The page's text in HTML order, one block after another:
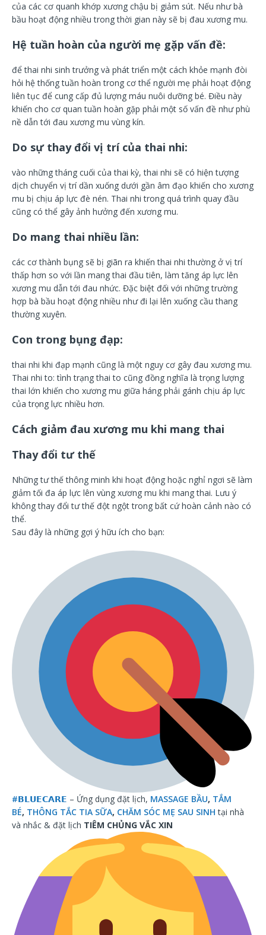
của các cơ quanh khớp xương chậu bị giảm sút. Nếu như bà
bầu hoạt động nhiều trong thời gian này sẽ bị đau xương mu.
Hệ tuần hoàn của người mẹ gặp vấn đề:
để thai nhi sinh trưởng và phát triển một cách khỏe mạnh đòi
hỏi hệ thống tuần hoàn trong cơ thể người mẹ phải hoạt động
liên tục để cung cấp đủ lượng máu nuôi dưỡng bé. Điều này
khiến cho cơ quan tuần hoàn gặp phải một số vấn đề như phù
nề dẫn tới đau xương mu vùng kín.
Do sự thay đổi vị trí của thai nhi:
vào những tháng cuối của thai kỳ, thai nhi sẽ có hiện tượng
dịch chuyển vị trí dần xuống dưới gần âm đạo khiến cho xương
mu bị chịu áp lực đè nén. Thai nhi trong quá trình quay đầu
cũng có thể gây ảnh hưởng đến xương mu.
Do mang thai nhiều lần:
các cơ thành bụng sẽ bị giãn ra khiến thai nhi thường ở vị trí
thấp hơn so với lần mang thai đầu tiên, làm tăng áp lực lên
xương mu dẫn tới đau nhức. Đặc biệt đối với những trường
hợp bà bầu hoạt động nhiều như đi lại lên xuống cầu thang
thường xuyên.
Con trong bụng đạp:
thai nhi khi đạp mạnh cũng là một nguy cơ gây đau xương mu.
Thai nhi to: tình trạng thai to cũng đồng nghĩa là trọng lượng
thai lớn khiến cho xương mu giữa háng phải gánh chịu áp lực
của trọng lực nhiều hơn.
Cách giảm đau xương mu khi mang thai
Thay đổi tư thế
Những tư thế thông minh khi hoạt động hoặc nghỉ ngơi sẽ làm
giảm tối đa áp lực lên vùng xương mu khi mang thai. Lưu ý
không thay đổi tư thế đột ngột trong bất cứ hoàn cảnh nào có
thể.
Sau đây là những gợi ý hữu ích cho bạn:
#𝗕𝗟𝗨𝗘𝗖𝗔𝗥𝗘 – Ứng dụng đặt lịch, MASSAGE BẦU, TẮM
BÉ, THÔNG TẮC TIA SỮA, CHĂM SÓC MẸ SAU SINH tại nhà
và nhắc & đặt lịch TIÊM CHỦNG VẮC XIN